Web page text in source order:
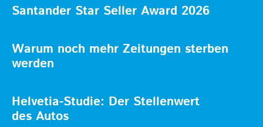
Santander Star Seller Award 2026
Warum noch mehr Zeitungen sterben
werden
Helvetia-Studie: Der Stellenwert
des Autos